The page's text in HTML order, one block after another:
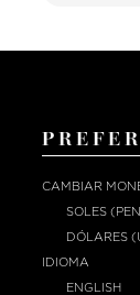
CAMBIAR
SOLES
DÓLARES
IDIOMA
ENGLISH